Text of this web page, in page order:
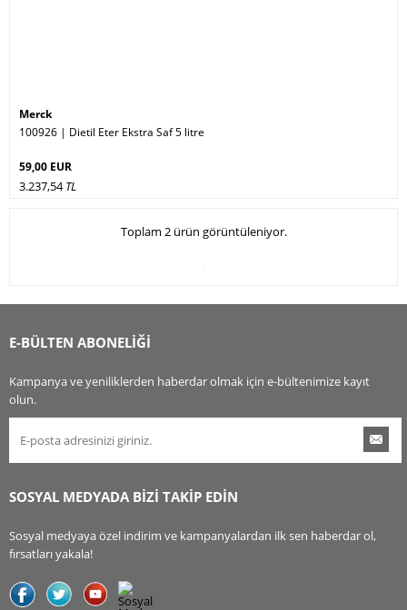
Merck
100926 | Dietil Eter Ekstra Saf 5 litre
59,00 EUR
3.237,54TL
Toplam 2 ürün görüntüleniyor.
E-BÜLTEN ABONELİĞİ
Kampanya ve yeniliklerden haberdar olmak için e-bültenimize kayıt
olun.
SOSYAL MEDYADA BİZİ TAKİP EDİN
Sosyal medyaya özel indirim ve kampanyalardan ilk sen haberdar ol,
fırsatları yakala!